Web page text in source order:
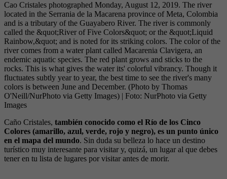
Cao Cristales photographed Monday, August 12, 2019. The river
located in the Serrania de la Macarena province of Meta, Colombia
and is a tributary of the Guayabero River. The river is commonly
called the &quot;River of Five Colors&quot; or the &quot;Liquid
Rainbow,&quot; and is noted for its striking colors. The color of the
river comes from a water plant called Macarenia Clavigera, an
endemic aquatic species. The red plant grows and sticks to the
rocks. This is what gives the water its' colorful vibrancy. Though it
fluctuates subtly year to year, the best time to see the river's many
colors is between June and December. (Photo by Thomas
O'Neill/NurPhoto via Getty Images) | Foto: NurPhoto via Getty
Images
Caño Cristales, también conocido como el Río de los Cinco
Colores (amarillo, azul, verde, rojo y negro), es un punto único
en el mapa del mundo. Sin duda su belleza lo hace un destino
turístico muy interesante para visitar y, quizá, un lugar al que debes
tener en tu lista de lugares por visitar antes de morir.